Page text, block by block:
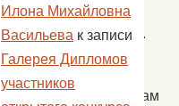
силу,
смекалку.
участникам
Илона Михайловна
Васильева к записи
Галерея Дипломов
участников